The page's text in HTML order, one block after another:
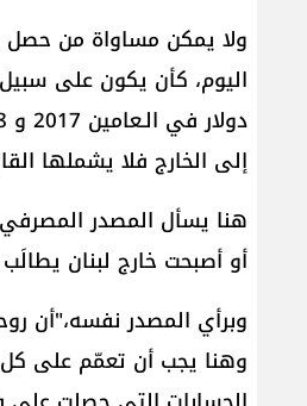
ولا يمكن مساواة من حصل
إلى الخارج فلا يشملها
أو أصبحت خارج لبنان يطالَب بمفعول
وبرأي المصدر نفسه،"أن